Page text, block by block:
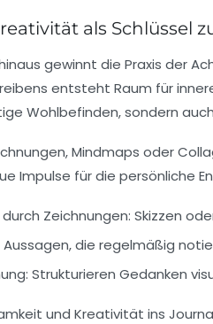
als Schlüssel
gewinnt die Praxis der
entsteht Raum für
Wohlbefinden, sondern
Mindmaps oder
Impulse für die persönliche
Zeichnungen: Skizzen
Aussagen, die regelmäßig
Strukturieren Gedanken
und Kreativität ins